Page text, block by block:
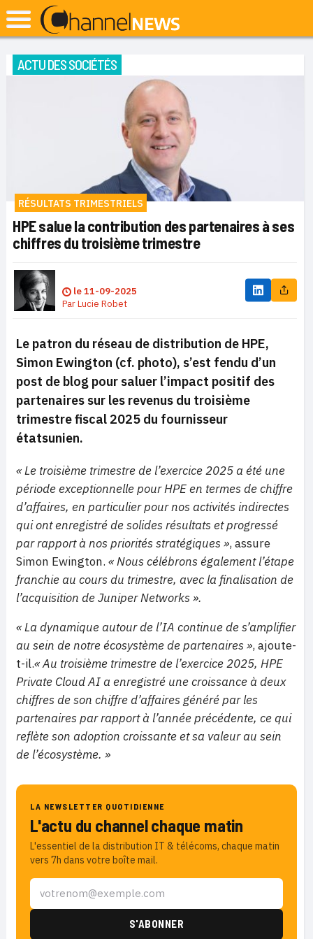
ACTU DES SOCIÉTÉS
RÉSULTATS TRIMESTRIELS
HPE salue la contribution des partenaires à ses
chiffres du troisième trimestre
le11-09-2025
ParLucie Robet
Le patron du réseau de distribution de HPE,
Simon Ewington (cf. photo), s’est fendu d’un
post de blog pour saluer l’impact positif des
partenaires sur les revenus du troisième
trimestre fiscal 2025 du fournisseur
étatsunien.
« Le troisième trimestre de l’exercice 2025 a été une
période exceptionnelle pour HPE en termes de chiffre
d’affaires, en particulier pour nos activités indirectes
qui ont enregistré de solides résultats et progressé
par rapport à nos priorités stratégiques », assure
Simon Ewington. « Nous célébrons également l’étape
franchie au cours du trimestre, avec la finalisation de
l’acquisition de Juniper Networks ».
« La dynamique autour de l’IA continue de s’amplifier
au sein de notre écosystème de partenaires », ajoute-
t-il.« Au troisième trimestre de l’exercice 2025, HPE
Private Cloud AI a enregistré une croissance à deux
chiffres de son chiffre d’affaires généré par les
partenaires par rapport à l’année précédente, ce qui
reflète son adoption croissante et sa valeur au sein
de l’écosystème. »
LA NEWSLETTER QUOTIDIENNE
L'actu du channel chaque matin
L'essentiel de la distribution IT & télécoms, chaque matin
vers 7h dans votre boîte mail.